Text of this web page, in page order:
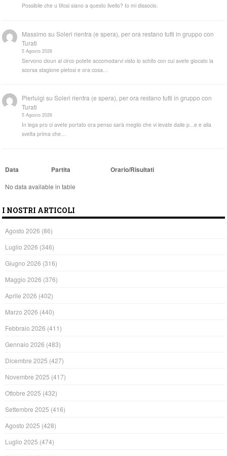
Possibile che u tifosi siano a questo livello? Io mi dissocio.
Massimo suSoleri rientra (e spera), per ora restano tutti in gruppo con
Turati
5 Agosto 2026
Servono cloun al circo potete accomodarvi visto lo schifo con cui avete giocato la
scorsa stagione pietosi e ora cosa…
Pierluigi suSoleri rientra (e spera), per ora restano tutti in gruppo con
Turati
5 Agosto 2026
In lega pro ci avete portato ora penso sarà meglio che vi levate dalle p...e e alla
svelta prima che…
Data Partita Orario/Risultati
No data available in table
I NOSTRI ARTICOLI
Agosto 2026 (86)
Luglio 2026 (346)
Giugno 2026 (316)
Maggio 2026 (376)
Aprile 2026 (402)
Marzo 2026 (440)
Febbraio 2026 (411)
Gennaio 2026 (483)
Dicembre 2025 (427)
Novembre 2025 (417)
Ottobre 2025 (432)
Settembre 2025 (416)
Agosto 2025 (428)
Luglio 2025 (474)